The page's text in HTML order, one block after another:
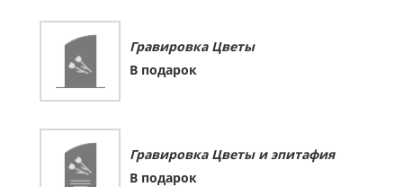
Гравировка Цветы
В подарок
Гравировка Цветы и эпитафия
В подарок